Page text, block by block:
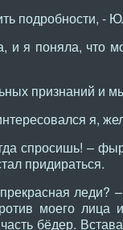
подробности, -
и я поняла,
признаний и
я,
спросишь! –
придираться.
моего
бёдер.